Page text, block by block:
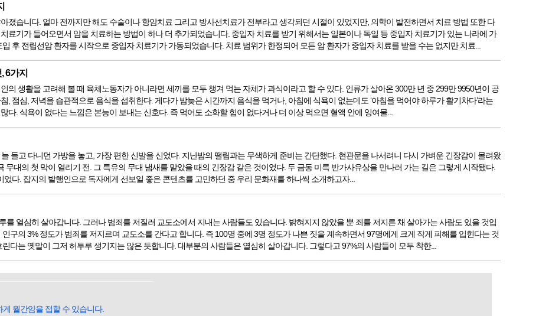
졌습니다. 얼마 전까지만 해도 수술이나 항암치료 그리고 방사선치료가 전부라고 생각되던 시절이 있었지만, 의학이 발전하면서 치료 방법 또한 다
료기가 들어오면서 암을 치료하는 방법이 하나 더 추가되었습니다. 중입자 치료를 받기 위해서는 일본이나 독일 등 중입자 치료기가 있는 나라에 가
후 전립선암 환자를 시작으로 중입자 치료기가 가동되었습니다. 치료 범위가 한정되어 모든 암 환자가 중입자 치료를 받을 수는 없지만 치료...
6가지
의 생활을 고려해 볼 때 육체노동자가 아니라면 세끼를 모두 챙겨 먹는 자체가 과식이라고 할 수 있다. 인류가 살아온 300만 년 중 299만 9950년이 공
, 점심, 저녁을 습관적으로 음식을 섭취한다. 게다가 밤늦은 시간까지 음식을 먹거나, 아침에 식욕이 없는데도 ‘아침을 먹어야 하루가 활기차다’라는
다. 식욕이 없다는 느낌은 본능이 보내는 신호다. 즉 먹어도 소화할 힘이 없다거나 더 이상 먹으면 혈액 안에 잉여물...
들고 다니던 가방을 놓고, 가장 편한 신발을 신었다. 지난밤의 떨림과는 무색하게 준비는 간단했다. 현관문을 나서려니 다시 가벼운 긴장감이 몰려왔
무대의 첫 막이 열리기 전. 그 특유의 무대 냄새를 맡았을 때의 긴장감 같은 것이었다. 두 금동 미륵 반가사유상을 만나러 가는 길은 그렇게 시작됐다.
다. 잡지의 발행인으로 독자에게 선보일 좋은 콘텐츠를 고민하던 중 우리 문화재를 하나씩 소개하고자...
를 열심히 살아갑니다. 그러나 범죄를 저질러 교도소에서 지내는 사람들도 있습니다. 밝혀지지 않았을 뿐 죄를 저지른 채 살아가는 사람도 있을 것입
구의 3% 정도가 범죄를 저지르며 교도소를 간다고 합니다. 즉 100명 중에 3명 정도가 나쁜 짓을 계속하면서 97명에게 크게 작게 피해를 입힌다는 것
다는 옛말이 그저 허투루 생기지는 않은 듯합니다. 대부분의 사람들은 열심히 살아갑니다. 그렇다고 97%의 사람들이 모두 착한...
월간암을 접할 수 있습니다.